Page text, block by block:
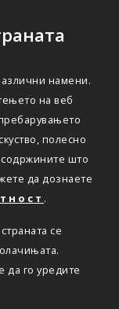
намени.
на веб
полесно
што
да дознаете
.
се
да го уредите